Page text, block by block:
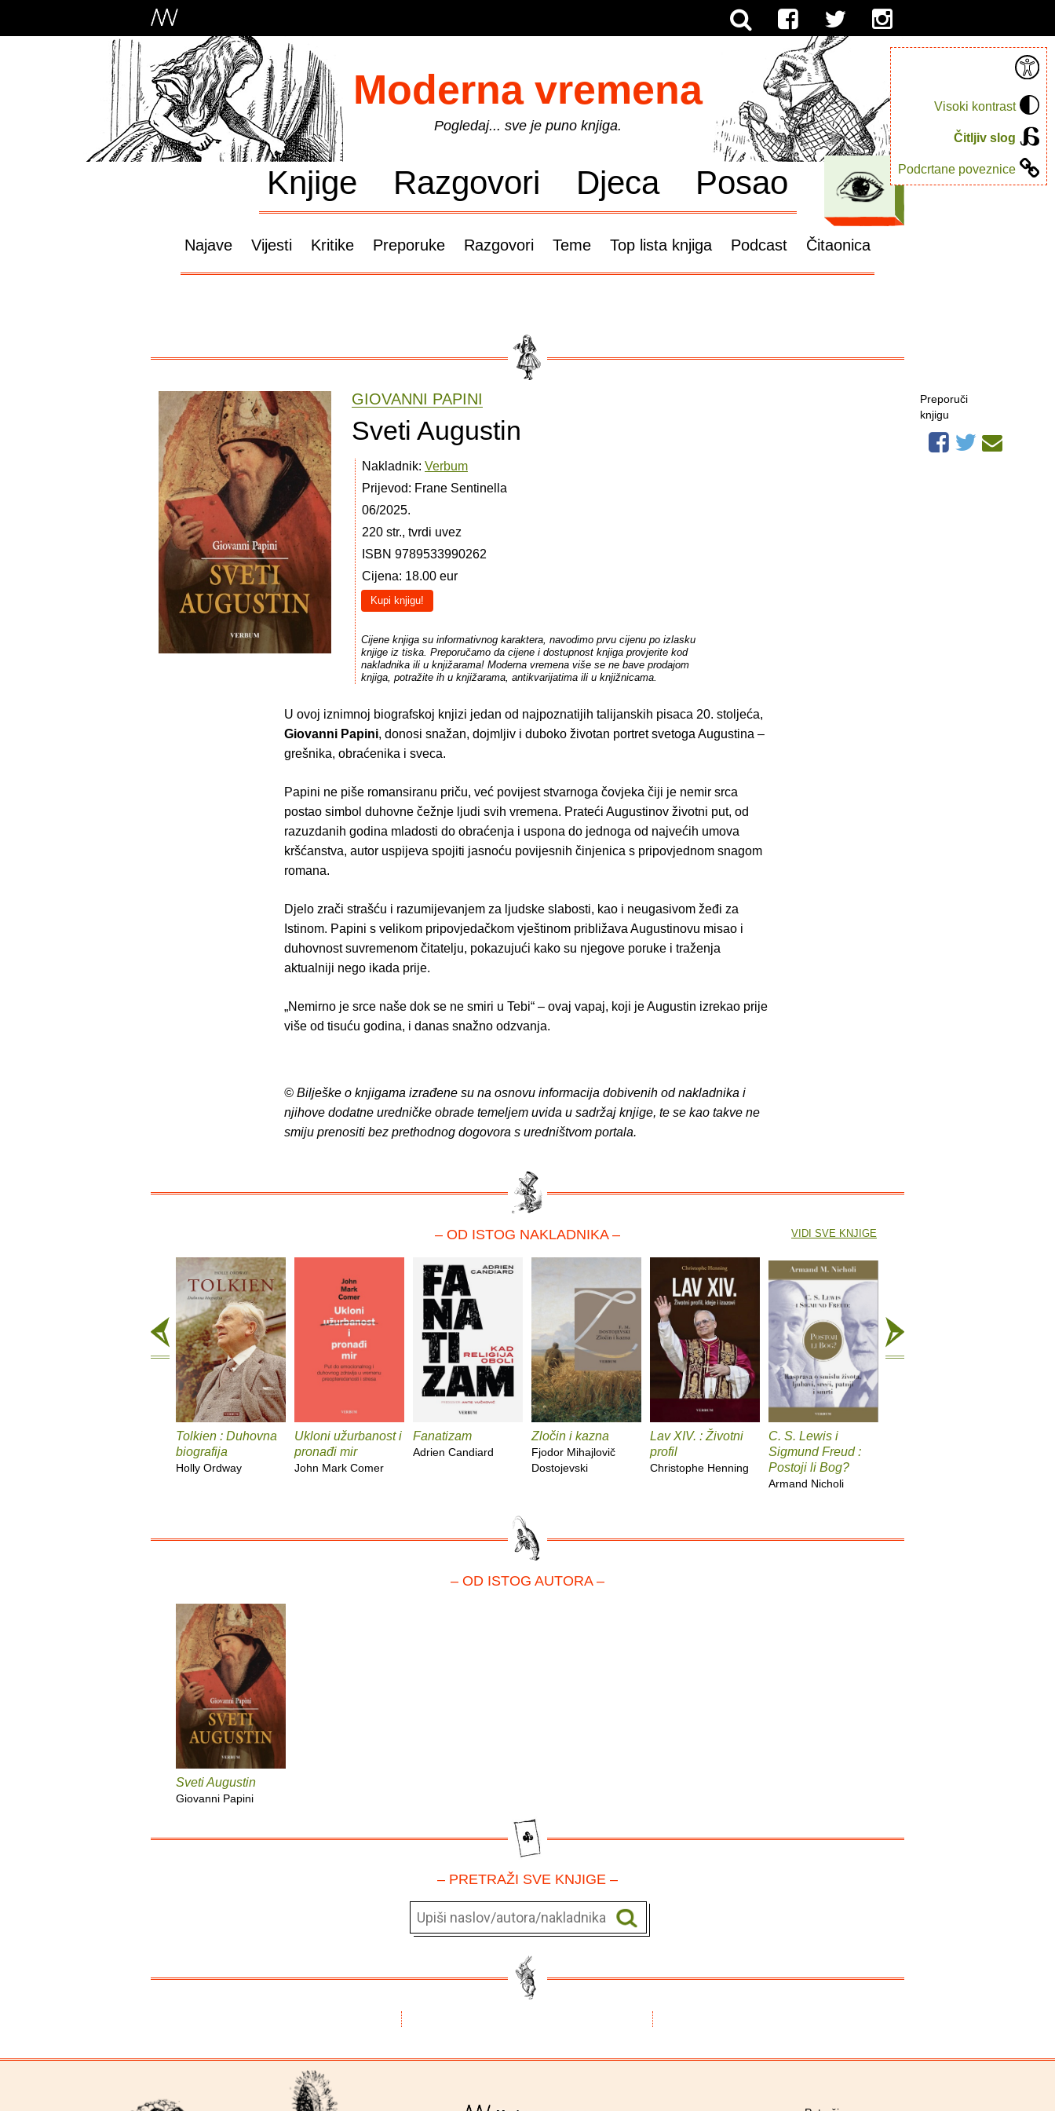
Visoki kontrast
Čitljiv slog
Podcrtane poveznice
Moderna vremena
Pogledaj... sve je puno knjiga.
Knjige Razgovori Djeca Posao
Najave Vijesti Kritike Preporuke Razgovori Teme Top lista knjiga Podcast Čitaonica
GIOVANNI PAPINI
Sveti Augustin
Nakladnik: Verbum
Prijevod: Frane Sentinella
06/2025.
220 str., tvrdi uvez
ISBN 9789533990262
Cijena: 18.00 eur
Kupi knjigu!
Cijene knjiga su informativnog karaktera, navodimo prvu cijenu po izlasku
knjige iz tiska. Preporučamo da cijene i dostupnost knjiga provjerite kod
nakladnika ili u knjižarama! Moderna vremena više se ne bave prodajom
knjiga, potražite ih u knjižarama, antikvarijatima ili u knjižnicama.
U ovoj iznimnoj biografskoj knjizi jedan od najpoznatijih talijanskih pisaca 20. stoljeća,
Giovanni Papini, donosi snažan, dojmljiv i duboko životan portret svetoga Augustina –
grešnika, obraćenika i sveca.
Papini ne piše romansiranu priču, već povijest stvarnoga čovjeka čiji je nemir srca
postao simbol duhovne čežnje ljudi svih vremena. Prateći Augustinov životni put, od
razuzdanih godina mladosti do obraćenja i uspona do jednoga od najvećih umova
kršćanstva, autor uspijeva spojiti jasnoću povijesnih činjenica s pripovjednom snagom
romana.
Djelo zrači strašću i razumijevanjem za ljudske slabosti, kao i neugasivom žeđi za
Istinom. Papini s velikom pripovjedačkom vještinom približava Augustinovu misao i
duhovnost suvremenom čitatelju, pokazujući kako su njegove poruke i traženja
aktualniji nego ikada prije.
„Nemirno je srce naše dok se ne smiri u Tebi“ – ovaj vapaj, koji je Augustin izrekao prije
više od tisuću godina, i danas snažno odzvanja.
© Bilješke o knjigama izrađene su na osnovu informacija dobivenih od nakladnika i
njihove dodatne uredničke obrade temeljem uvida u sadržaj knjige, te se kao takve ne
smiju prenositi bez prethodnog dogovora s uredništvom portala.
Preporuči
knjigu
– OD ISTOG NAKLADNIKA –
Tolkien : Duhovna
biografija
Holly Ordway
Ukloni užurbanost i
pronađi mir
John Mark Comer
Fanatizam
Adrien Candiard
Zločin i kazna
Fjodor Mihajlovič
Dostojevski
Lav XIV. : Životni
profil
Christophe Henning
C. S. Lewis i
Sigmund Freud :
Postoji li Bog?
Armand Nicholi
VIDI SVE KNJIGE
– OD ISTOG AUTORA –
Sveti Augustin
Giovanni Papini
– PRETRAŽI SVE KNJIGE –